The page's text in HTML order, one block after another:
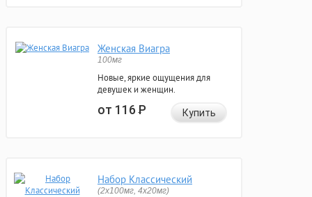
Женская Виагра
100мг
Новые, яркие ощущения для
девушек и женщин.
от 116Р Купить
Набор Классический
(2x100мг, 4x20мг)